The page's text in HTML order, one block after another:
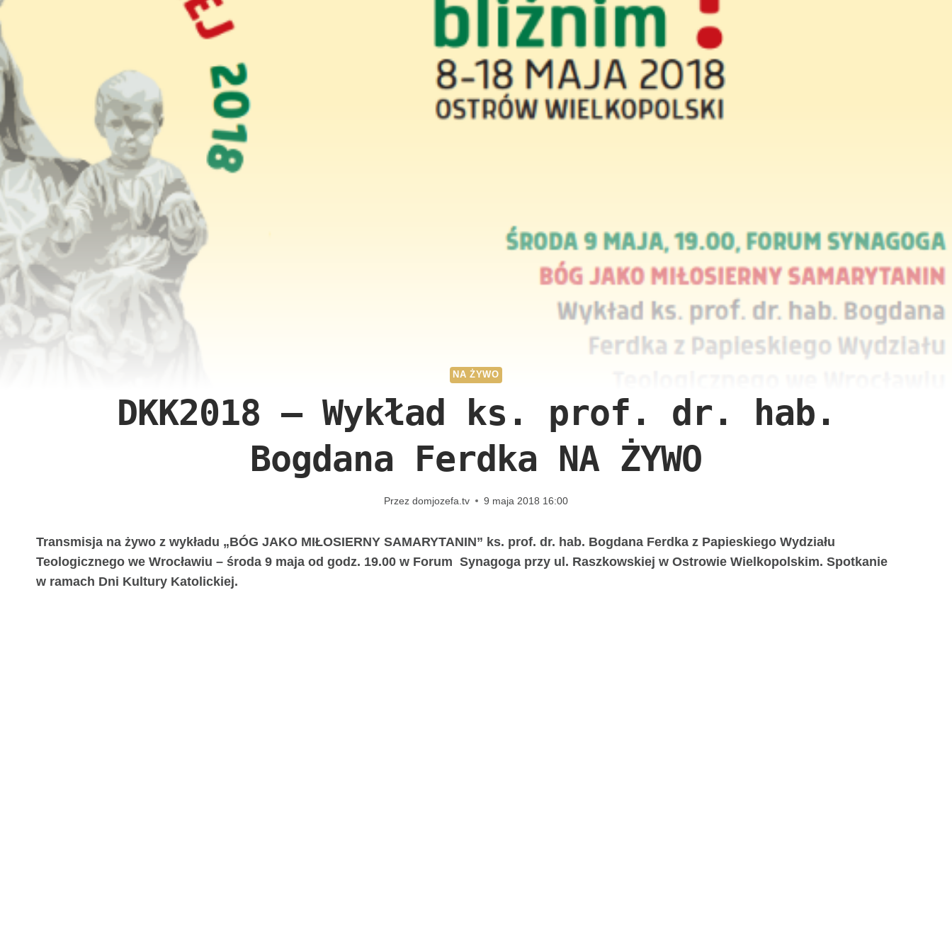
NA ŻYWO
DKK2018 – Wykład ks. prof. dr. hab.
Bogdana Ferdka NA ŻYWO
Przez domjozefa.tv 9 maja 2018 16:00
Transmisja na żywo z wykładu „BÓG JAKO MIŁOSIERNY SAMARYTANIN” ks. prof. dr. hab. Bogdana Ferdka z Papieskiego Wydziału
Teologicznego we Wrocławiu – środa 9 maja od godz. 19.00 w Forum Synagoga przy ul. Raszkowskiej w Ostrowie Wielkopolskim. Spotkanie
w ramach Dni Kultury Katolickiej.